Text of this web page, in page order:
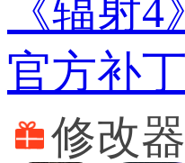
《辐射
官方补丁
修改